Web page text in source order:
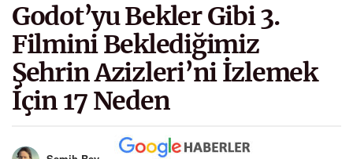
Godot’yu Bekler Gibi 3.
Filmini Beklediğimiz
Şehrin Azizleri’ni İzlemek
İçin 17 Neden